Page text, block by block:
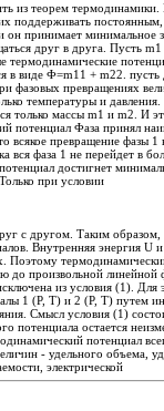
из теорем
поддерживать
он принимает минимальное
друг в друга. Пусть
термодинамические
в виде Ф=m11 + m22.
фазовых превращениях
температуры и давления.
только массы m1 и m2. И
потенциал Фаза принял
всякое превращение фазы
вся фаза 1 не перейдет в
достигнет
при условии
с другом. Таким образом,
Внутренняя энергия U
Поэтому
до произвольной
из условия (1). Для
1 (Р, Т) и 2 (Р, Т) путем
Смысл условия (1)
потенциала остается
потенциал
- удельного объема,
электрической